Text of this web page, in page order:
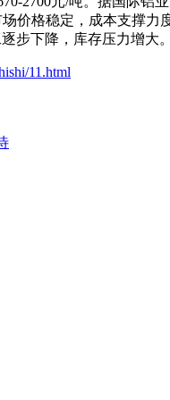
价格稳定，成本支撑
步下降，库存压力增大
11.html